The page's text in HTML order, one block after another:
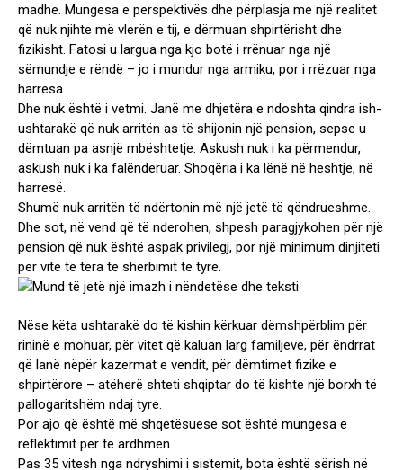
madhe. Mungesa e perspektivës dhe përplasja me një realitet
që nuk njihte më vlerën e tij, e dërmuan shpirtërisht dhe
fizikisht. Fatosi u largua nga kjo botë i rrënuar nga një
sëmundje e rëndë – jo i mundur nga armiku, por i rrëzuar nga
harresa.
Dhe nuk është i vetmi. Janë me dhjetëra e ndoshta qindra ish-
ushtarakë që nuk arritën as të shijonin një pension, sepse u
dëmtuan pa asnjë mbështetje. Askush nuk i ka përmendur,
askush nuk i ka falënderuar. Shoqëria i ka lënë në heshtje, në
harresë.
Shumë nuk arritën të ndërtonin më një jetë të qëndrueshme.
Dhe sot, në vend që të nderohen, shpesh paragjykohen për një
pension që nuk është aspak privilegj, por një minimum dinjiteti
për vite të tëra të shërbimit të tyre.
Nëse këta ushtarakë do të kishin kërkuar dëmshpërblim për
rininë e mohuar, për vitet që kaluan larg familjeve, për ëndrrat
që lanë nëpër kazermat e vendit, për dëmtimet fizike e
shpirtërore – atëherë shteti shqiptar do të kishte një borxh të
pallogaritshëm ndaj tyre.
Por ajo që është më shqetësuese sot është mungesa e
reflektimit për të ardhmen.
Pas 35 vitesh nga ndryshimi i sistemit, bota është sërish në